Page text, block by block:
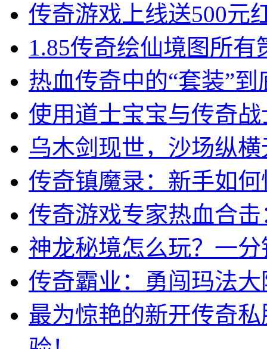
传奇游戏上线送500元
1.85传奇绘仙境图所有
热血传奇中的“套装”
使用道士宝宝与传奇
乌木剑现世，沙场纵横
传奇镇魔录：新手如
传奇游戏专家热血合
神龙秘境怎么玩？一
传奇霸业：勇闯玛法
最为惊艳的新开传奇